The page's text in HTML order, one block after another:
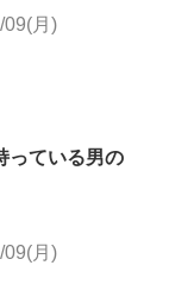
09(月)
っている男の
09(月)